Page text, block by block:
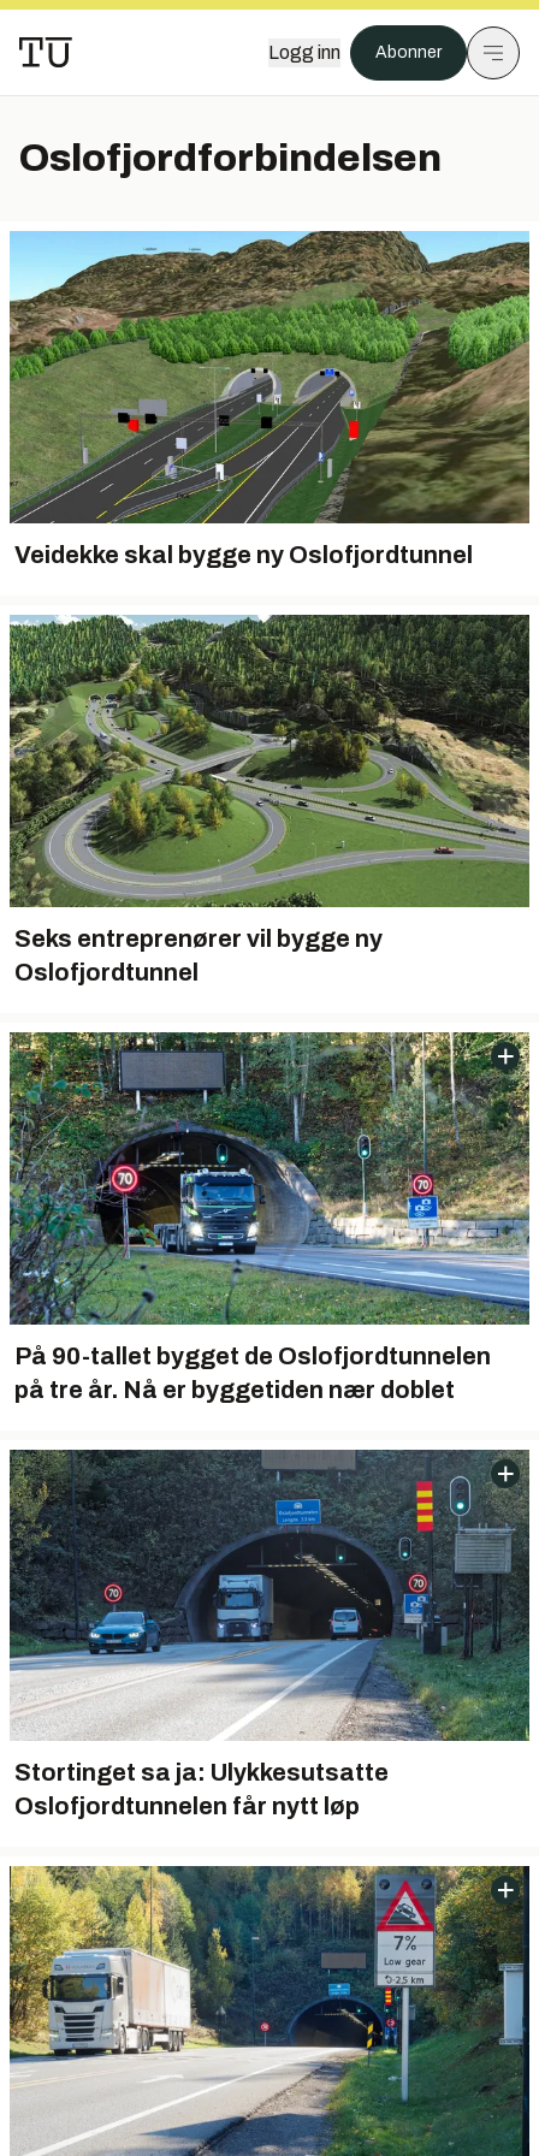
Logg inn Abonner
Oslofjordforbindelsen
Veidekke skal bygge ny Oslofjordtunnel
Seks entreprenører vil bygge ny
Oslofjordtunnel
På 90-tallet bygget de Oslofjordtunnelen
på tre år. Nå er byggetiden nær doblet
Stortinget sa ja: Ulykkesutsatte
Oslofjordtunnelen får nytt løp